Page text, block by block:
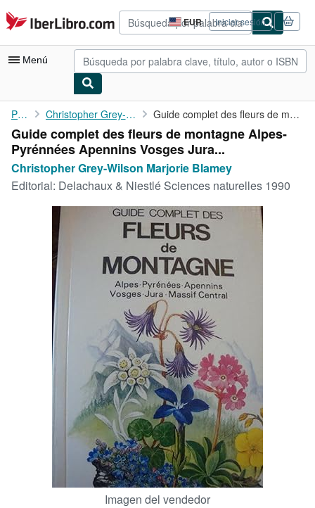
Pasar al contenido principal
IberLibro.com EUR
Preferencias
de
compra
del
Iniciar sesión
Menú
Mi cuenta
Consultar mis pedidos
Búsqueda avanzada
Colecciones
Libros antiguos
Arte y coleccionismo
Vendedores
Comenzar a vender
CERRAR
Portada Christopher Grey-Wilson Marjorie Blamey Guide complet des fleurs de montagne Alpes-Pyrénnées Apennins ...
Guide complet des fleurs de montagne Alpes-
Pyrénnées Apennins Vosges Jura...
Christopher Grey-Wilson Marjorie Blamey
Editorial: Delachaux & Niestlé Sciences naturelles 1990
Imagen del vendedor